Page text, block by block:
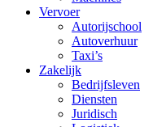
Vervoer
Autorijschool
Autoverhuur
Taxi’s
Zakelijk
Bedrijfsleven
Diensten
Juridisch